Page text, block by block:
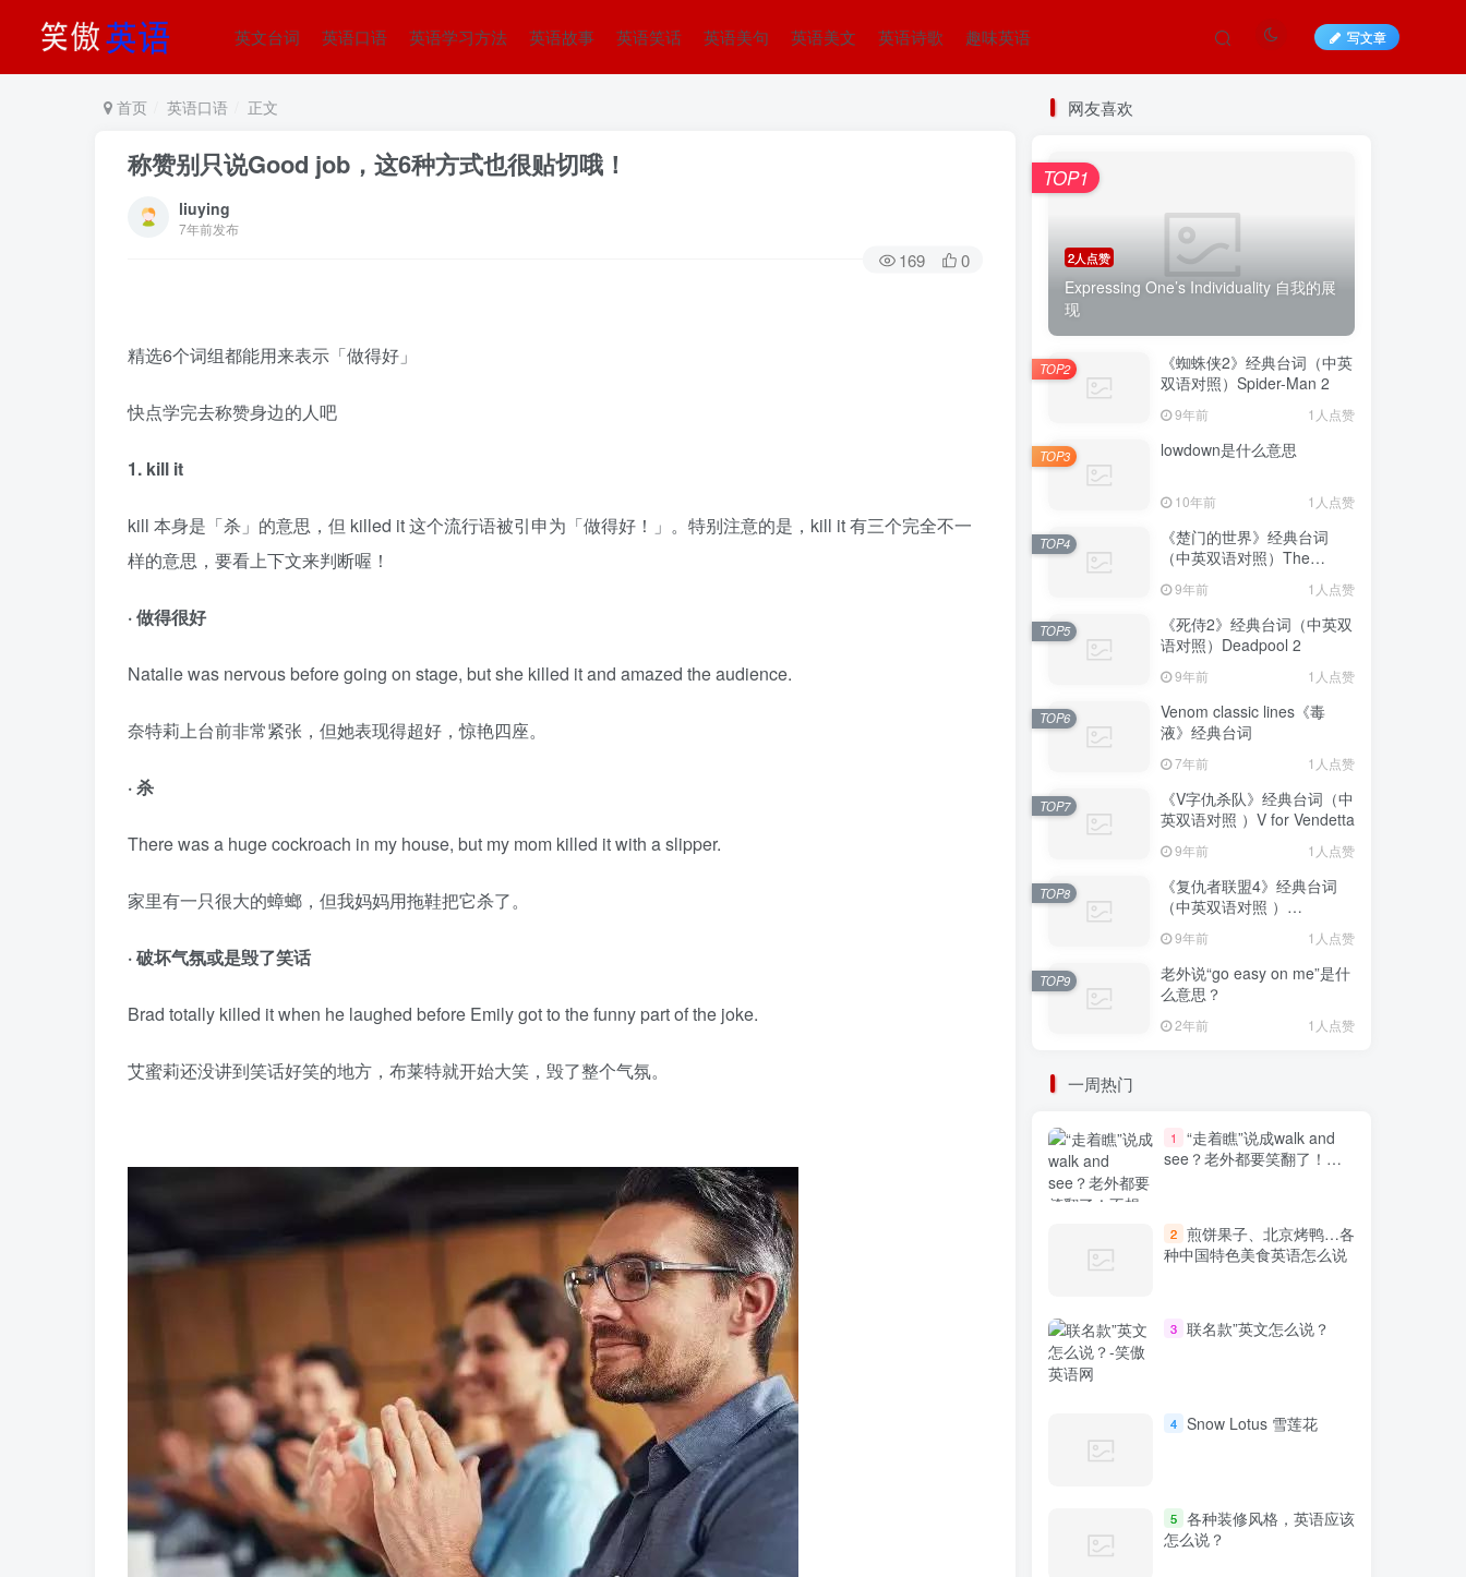
英文台词 英语口语 英语学习方法 英语故事 英语笑话 英语美句 英语美文 英语诗歌 趣味英语 写文章
首页 英语口语 正文
称赞别只说Good job，这6种方式也很贴切哦！
liuying
7年前发布
169 0
精选6个词组都能用来表示「做得好」
快点学完去称赞身边的人吧
1. kill it
kill 本身是「杀」的意思，但 killed it 这个流行语被引申为「做得好！」。特别注意的是，kill it 有三个完全不一
样的意思，要看上下文来判断喔！
· 做得很好
Natalie was nervous before going on stage, but she killed it and amazed the audience.
奈特莉上台前非常紧张，但她表现得超好，惊艳四座。
· 杀
There was a huge cockroach in my house, but my mom killed it with a slipper.
家里有一只很大的蟑螂，但我妈妈用拖鞋把它杀了。
· 破坏气氛或是毁了笑话
Brad totally killed it when he laughed before Emily got to the funny part of the joke.
艾蜜莉还没讲到笑话好笑的地方，布莱特就开始大笑，毁了整个气氛。
网友喜欢
2人点赞
Expressing One’s Individuality 自我的展
现
TOP1
《蜘蛛侠2》经典台词（中英
双语对照）Spider-Man 2
9年前 1人点赞
TOP2
lowdown是什么意思
10年前 1人点赞
TOP3
《楚门的世界》经典台词
（中英双语对照）The
9年前 1人点赞
TOP4
《死侍2》经典台词（中英双
语对照）Deadpool 2
9年前 1人点赞
TOP5
Venom classic lines《毒
液》经典台词
7年前 1人点赞
TOP6
《V字仇杀队》经典台词（中
英双语对照 ）V for Vendetta
9年前 1人点赞
TOP7
《复仇者联盟4》经典台词
（中英双语对照 ）
Avengers: Endgame
9年前 1人点赞
TOP8
老外说“go easy on me”是什
么意思？
2年前 1人点赞
TOP9
一周热门
1
“走着瞧”说成walk and
see？老外都要笑翻了！不
2 煎饼果子、北京烤鸭…各
种中国特色美食英语怎么说
3 联名款”英文怎么说？
4 Snow Lotus 雪莲花
5 各种装修风格，英语应该
怎么说？